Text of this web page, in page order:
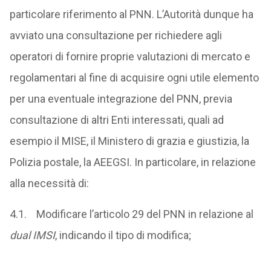
particolare riferimento al PNN. L’Autorità dunque ha
avviato una consultazione per richiedere agli
operatori di fornire proprie valutazioni di mercato e
regolamentari al fine di acquisire ogni utile elemento
per una eventuale integrazione del PNN, previa
consultazione di altri Enti interessati, quali ad
esempio il MISE, il Ministero di grazia e giustizia, la
Polizia postale, la AEEGSI. In particolare, in relazione
alla necessità di:
4.1. Modificare l’articolo 29 del PNN in relazione al
dual IMSI, indicando il tipo di modifica;